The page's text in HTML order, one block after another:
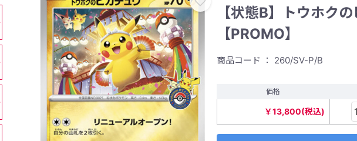
【状態B】トウホク
【PROMO】
商品コード ： 260/SV-P/B
価格
￥13,800(税込)